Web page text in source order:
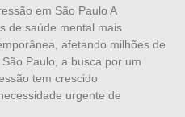
em São Paulo A
de saúde mental mais
afetando milhões de
Paulo, a busca por um
tem crescido
urgente de